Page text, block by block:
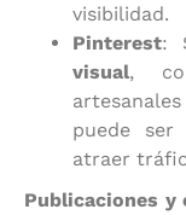
visibilidad.
Pinterest:
visual,
puede ser
atraer
Publicaciones y